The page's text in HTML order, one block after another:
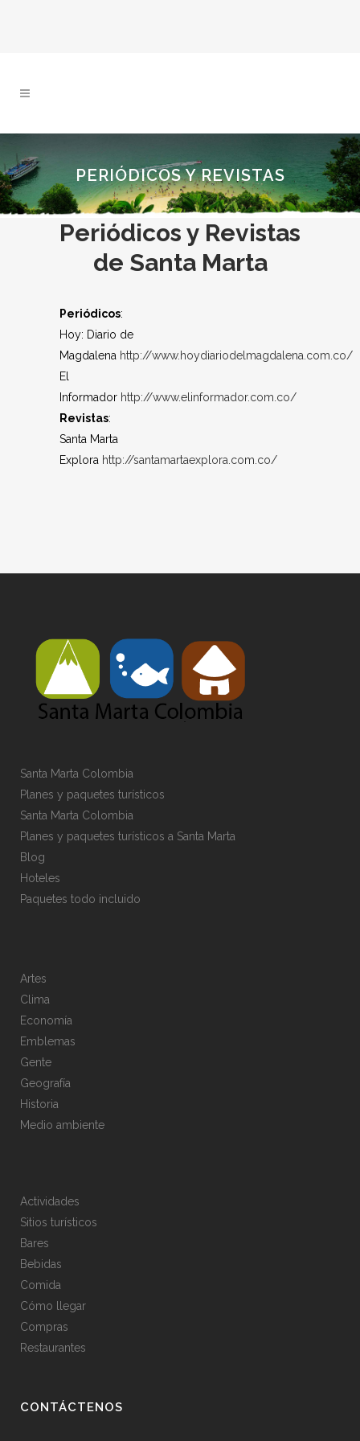
PERIÓDICOS Y REVISTAS
Periódicos y Revistas
de Santa Marta
Periódicos:
Hoy: Diario de
Magdalena http://www.hoydiariodelmagdalena.com.co/
El
Informador http://www.elinformador.com.co/
Revistas:
Santa Marta
Explora http://santamartaexplora.com.co/
Santa Marta Colombia
Planes y paquetes turísticos
Santa Marta Colombia
Planes y paquetes turísticos a Santa Marta
Blog
Hoteles
Paquetes todo incluido
Artes
Clima
Economía
Emblemas
Gente
Geografía
Historia
Medio ambiente
Actividades
Sitios turísticos
Bares
Bebidas
Comida
Cómo llegar
Compras
Restaurantes
CONTÁCTENOS